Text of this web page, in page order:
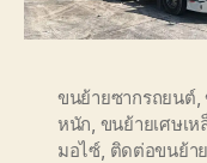
ขนย้ายซากรถยนต์,
หนัก ขนย้ายเศษเ
มอไซ์ ติดต่อขนย้า